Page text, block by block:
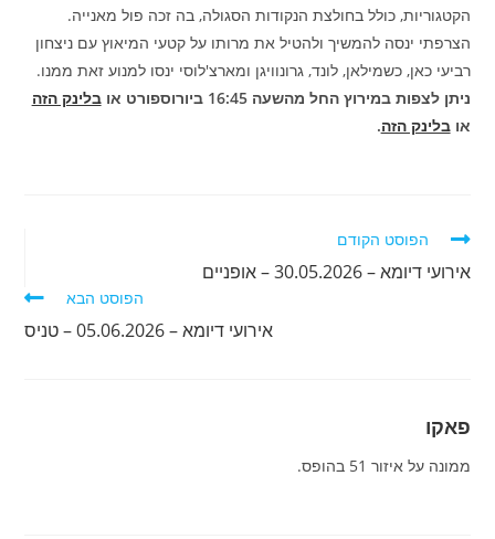
הקטגוריות, כולל בחולצת הנקודות הסגולה, בה זכה פול מאנייה.
הצרפתי ינסה להמשיך ולהטיל את מרותו על קטעי המיאוץ עם ניצחון
רביעי כאן, כשמילאן, לונד, גרונוויגן ומארצ'לוסי ינסו למנוע זאת ממנו.
ניתן לצפות במירוץ החל מהשעה 16:45 ביורוספורט או
בלינק הזה
אובלינק הזה.
לקרוא
נוספים
הפוסט הקודם
אירועי דיומא – 30.05.2026 – אופניים
הפוסט הבא
אירועי דיומא – 05.06.2026 – טניס
פאקו
ממונה על איזור 51 בהופס.